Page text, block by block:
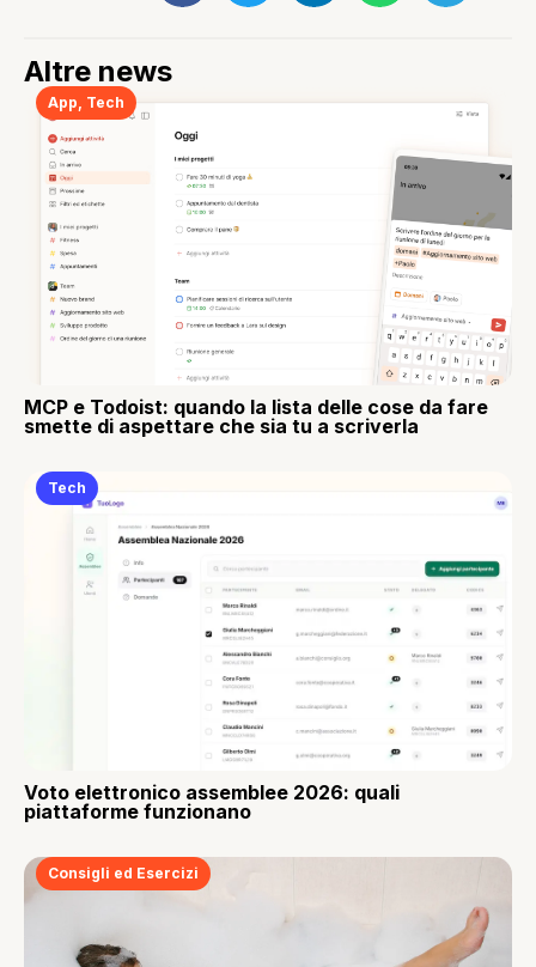
Altre news
App, Tech
MCP e Todoist: quando la lista delle cose da fare
smette di aspettare che sia tu a scriverla
Tech
Voto elettronico assemblee 2026: quali
piattaforme funzionano
Consigli ed Esercizi